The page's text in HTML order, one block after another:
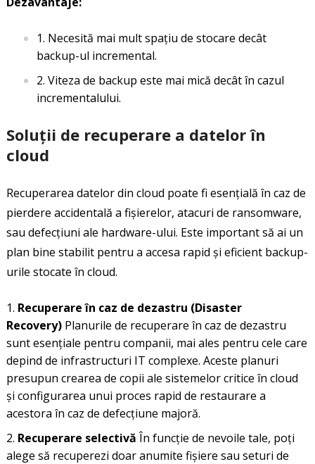
Necesită mai mult spațiu de stocare decât
backup-ul incremental.
Viteza de backup este mai mică decât în cazul
incrementalului.
Soluții de recuperare a datelor în
cloud
Recuperarea datelor din cloud poate fi esențială în caz de
pierdere accidentală a fișierelor, atacuri de ransomware,
sau defecțiuni ale hardware-ului. Este important să ai un
plan bine stabilit pentru a accesa rapid și eficient backup-
urile stocate în cloud.
Recuperare în caz de dezastru (Disaster
Recovery)Planurile de recuperare în caz de dezastru
sunt esențiale pentru companii, mai ales pentru cele care
depind de infrastructuri IT complexe. Aceste planuri
presupun crearea de copii ale sistemelor critice în cloud
și configurarea unui proces rapid de restaurare a
acestora în caz de defecțiune majoră.
Recuperare selectivă În funcție de nevoile tale, poți
alege să recuperezi doar anumite fișiere sau seturi de